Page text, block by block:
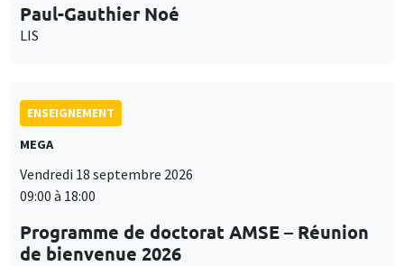
Paul-Gauthier Noé
LIS
ENSEIGNEMENT
MEGA
Vendredi 18 septembre 2026
09:00 à 18:00
Programme de doctorat AMSE – Réunion
de bienvenue 2026